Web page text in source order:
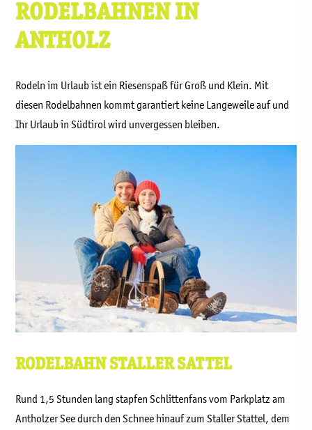
RODELBAHNEN IN
ANTHOLZ
Rodeln im Urlaub ist ein Riesenspaß für Groß und Klein. Mit
diesen Rodelbahnen kommt garantiert keine Langeweile auf und
Ihr Urlaub in Südtirol wird unvergessen bleiben.
RODELBAHN STALLER SATTEL
Rund 1,5 Stunden lang stapfen Schlittenfans vom Parkplatz am
Antholzer See durch den Schnee hinauf zum Staller Stattel, dem